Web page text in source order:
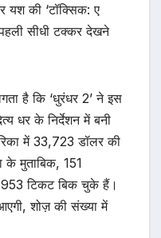
यश की ‘टॉक्सिक: ए
सीधी टक्कर देखने
है कि ‘धुरंधर 2’ ने इस
धर के निर्देशन में बनी
में 33,723 डॉलर की
मुताबिक, 151
टिकट बिक चुके हैं।
शोज़ की संख्या में